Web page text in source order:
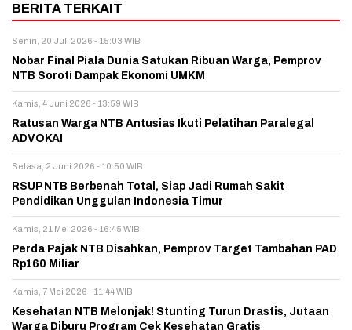
BERITA TERKAIT
Senin, 20 Juli 2026 - 15:03 WIB
Nobar Final Piala Dunia Satukan Ribuan Warga, Pemprov
NTB Soroti Dampak Ekonomi UMKM
Kamis, 4 Juni 2026 - 13:59 WIB
Ratusan Warga NTB Antusias Ikuti Pelatihan Paralegal
ADVOKAI
Selasa, 2 Juni 2026 - 10:50 WIB
RSUP NTB Berbenah Total, Siap Jadi Rumah Sakit
Pendidikan Unggulan Indonesia Timur
Kamis, 21 Mei 2026 - 16:45 WIB
Perda Pajak NTB Disahkan, Pemprov Target Tambahan PAD
Rp160 Miliar
Kamis, 7 Mei 2026 - 11:44 WIB
Kesehatan NTB Melonjak! Stunting Turun Drastis, Jutaan
Warga Diburu Program Cek Kesehatan Gratis